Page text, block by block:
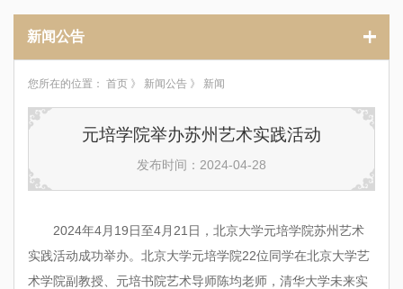
新闻公告
您所在的位置： 首页 》 新闻公告 》 新闻
元培学院举办苏州艺术实践活动
发布时间：2024-04-28
2024年4月19日至4月21日，北京大学元培学院苏州艺术
实践活动成功举办。北京大学元培学院22位同学在北京大学艺
术学院副教授、元培书院艺术导师陈均老师，清华大学未来实